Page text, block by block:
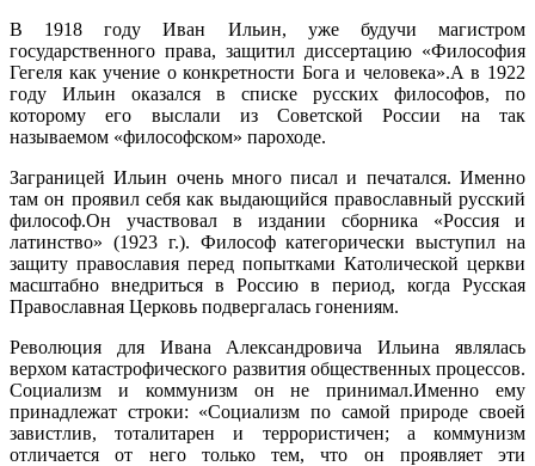
В 1918 году Иван Ильин, уже будучи магистром
государственного права, защитил диссертацию «Философия
Гегеля как учение о конкретности Бога и человека».А в 1922
году Ильин оказался в списке русских философов, по
которому его выслали из Советской России на так
называемом «философском» пароходе.
Заграницей Ильин очень много писал и печатался. Именно
там он проявил себя как выдающийся православный русский
философ.Он участвовал в издании сборника «Россия и
латинство» (1923 г.). Философ категорически выступил на
защиту православия перед попытками Католической церкви
масштабно внедриться в Россию в период, когда Русская
Православная Церковь подвергалась гонениям.
Революция для Ивана Александровича Ильина являлась
верхом катастрофического развития общественных процессов.
Социализм и коммунизм он не принимал.Именно ему
принадлежат строки: «Социализм по самой природе своей
завистлив, тоталитарен и террористичен; а коммунизм
отличается от него только тем, что он проявляет эти